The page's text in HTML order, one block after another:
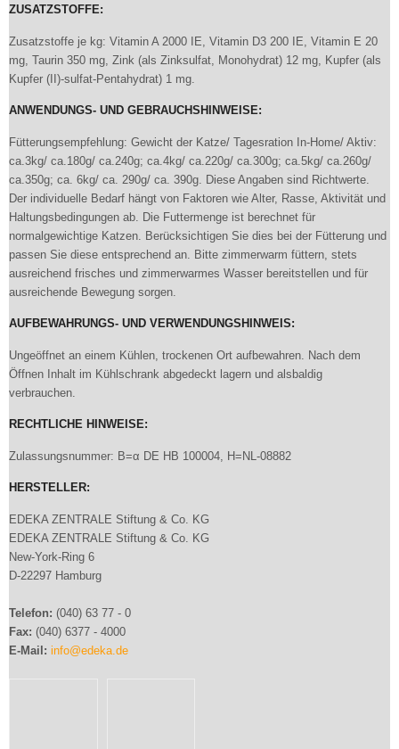
ZUSATZSTOFFE:
Zusatzstoffe je kg: Vitamin A 2000 IE, Vitamin D3 200 IE, Vitamin E 20
mg, Taurin 350 mg, Zink (als Zinksulfat, Monohydrat) 12 mg, Kupfer (als
Kupfer (II)-sulfat-Pentahydrat) 1 mg.
ANWENDUNGS- UND GEBRAUCHSHINWEISE:
Fütterungsempfehlung: Gewicht der Katze/ Tagesration In-Home/ Aktiv:
ca.3kg/ ca.180g/ ca.240g; ca.4kg/ ca.220g/ ca.300g; ca.5kg/ ca.260g/
ca.350g; ca. 6kg/ ca. 290g/ ca. 390g. Diese Angaben sind Richtwerte.
Der individuelle Bedarf hängt von Faktoren wie Alter, Rasse, Aktivität und
Haltungsbedingungen ab. Die Futtermenge ist berechnet für
normalgewichtige Katzen. Berücksichtigen Sie dies bei der Fütterung und
passen Sie diese entsprechend an. Bitte zimmerwarm füttern, stets
ausreichend frisches und zimmerwarmes Wasser bereitstellen und für
ausreichende Bewegung sorgen.
AUFBEWAHRUNGS- UND VERWENDUNGSHINWEIS:
Ungeöffnet an einem Kühlen, trockenen Ort aufbewahren. Nach dem
Öffnen Inhalt im Kühlschrank abgedeckt lagern und alsbaldig
verbrauchen.
RECHTLICHE HINWEISE:
Zulassungsnummer: B=α DE HB 100004, H=NL-08882
HERSTELLER:
EDEKA ZENTRALE Stiftung & Co. KG
EDEKA ZENTRALE Stiftung & Co. KG
New-York-Ring 6
D-22297 Hamburg
Telefon: (040) 63 77 - 0
Fax: (040) 6377 - 4000
E-Mail: info@edeka.de